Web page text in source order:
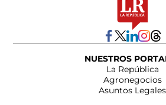
NUESTROS
La República
Agronegocios
Asuntos Legales